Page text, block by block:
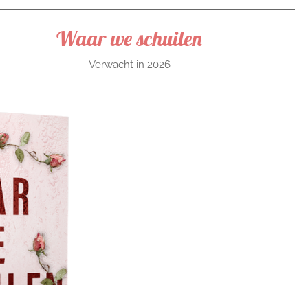
Waar we schuilen
Verwacht in 2026